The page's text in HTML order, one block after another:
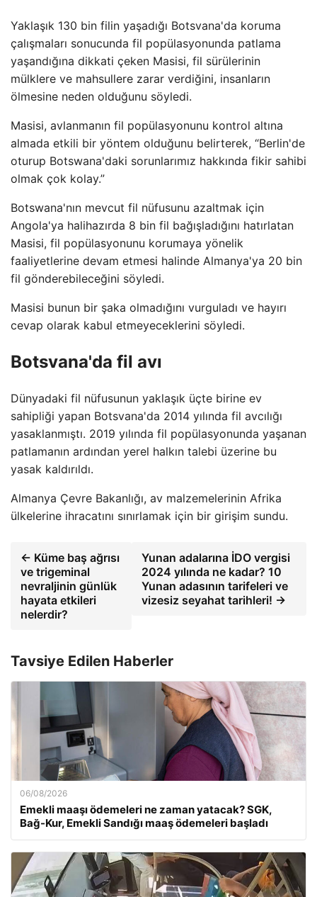
Yaklaşık 130 bin filin yaşadığı Botsvana'da koruma
çalışmaları sonucunda fil popülasyonunda patlama
yaşandığına dikkati çeken Masisi, fil sürülerinin
mülklere ve mahsullere zarar verdiğini, insanların
ölmesine neden olduğunu söyledi.
Masisi, avlanmanın fil popülasyonunu kontrol altına
almada etkili bir yöntem olduğunu belirterek, “Berlin'de
oturup Botswana'daki sorunlarımız hakkında fikir sahibi
olmak çok kolay.”
Botswana'nın mevcut fil nüfusunu azaltmak için
Angola'ya halihazırda 8 bin fil bağışladığını hatırlatan
Masisi, fil popülasyonunu korumaya yönelik
faaliyetlerine devam etmesi halinde Almanya'ya 20 bin
fil gönderebileceğini söyledi.
Masisi bunun bir şaka olmadığını vurguladı ve hayırı
cevap olarak kabul etmeyeceklerini söyledi.
Botsvana'da fil avı
Dünyadaki fil nüfusunun yaklaşık üçte birine ev
sahipliği yapan Botsvana'da 2014 yılında fil avcılığı
yasaklanmıştı. 2019 yılında fil popülasyonunda yaşanan
patlamanın ardından yerel halkın talebi üzerine bu
yasak kaldırıldı.
Almanya Çevre Bakanlığı, av malzemelerinin Afrika
ülkelerine ihracatını sınırlamak için bir girişim sundu.
← Küme baş ağrısı
ve trigeminal
nevraljinin günlük
hayata etkileri
nelerdir?
Yunan adalarına İDO vergisi
2024 yılında ne kadar? 10
Yunan adasının tarifeleri ve
vizesiz seyahat tarihleri! →
Tavsiye Edilen Haberler
06/08/2026
Emekli maaşı ödemeleri ne zaman yatacak? SGK,
Bağ-Kur, Emekli Sandığı maaş ödemeleri başladı